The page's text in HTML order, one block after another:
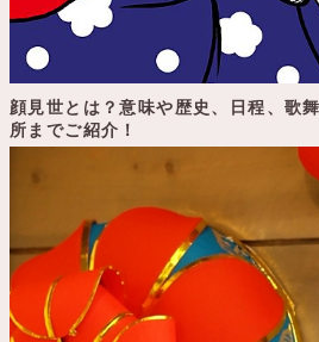
顔見世とは？意味や歴史、日程、歌
所までご紹介！